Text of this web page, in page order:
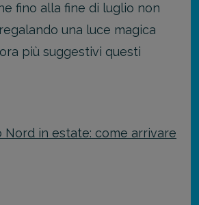
fino alla fine di luglio non
una luce magica
più suggestivi questi
Nord in estate: come arrivare